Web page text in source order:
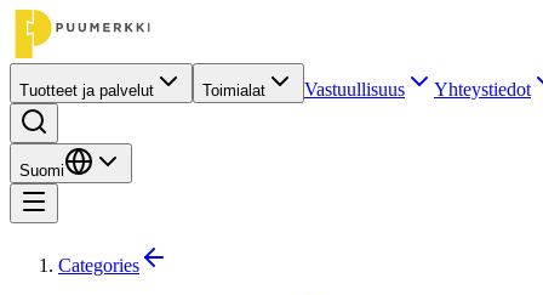
Tuotteet ja palvelut Toimialat Vastuullisuus Yhteystiedot
Suomi
Categories